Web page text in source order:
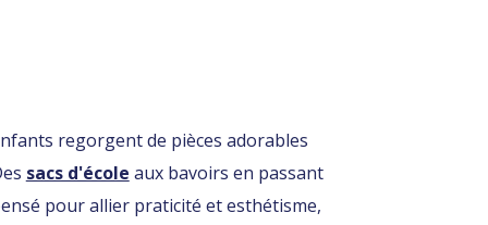
regorgent de pièces adorables
sacs d'école aux bavoirs en passant
pour allier praticité et esthétisme,